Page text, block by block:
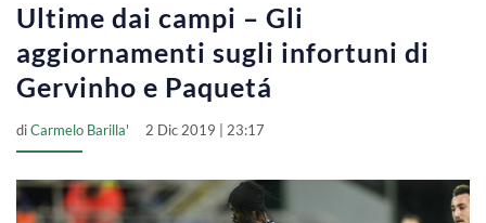
Ultime dai campi – Gli
aggiornamenti sugli infortuni di
Gervinho e Paquetá
diCarmelo Barilla' 2 Dic 2019 | 23:17